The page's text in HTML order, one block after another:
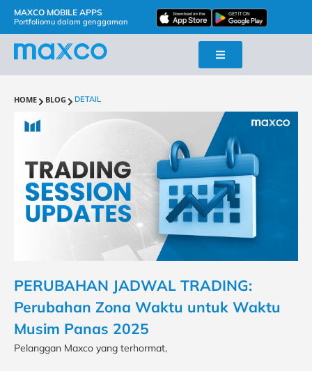
MAXCO MOBILE APPS
Portfoliomu dalam genggaman
HOME BLOG DETAIL
PERUBAHAN JADWAL TRADING:
Perubahan Zona Waktu untuk Waktu
Musim Panas 2025
Pelanggan Maxco yang terhormat,